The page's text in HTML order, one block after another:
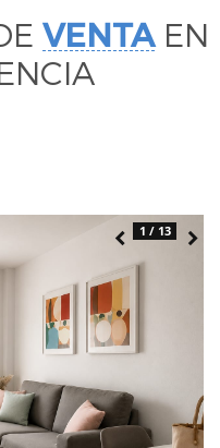
VENTAEN
1 / 13